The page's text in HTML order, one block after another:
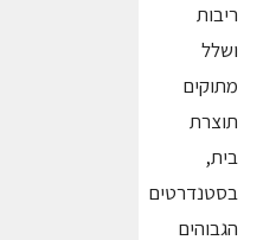
ריבות
ושלל
מתוקים
תוצרת
בית,
בסטנדרטים
הגבוהים